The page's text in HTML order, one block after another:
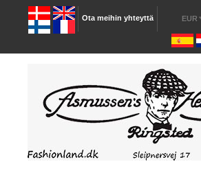
EUR
Ota meihin yhteyttä